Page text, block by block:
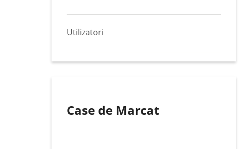
selectat. Apasati butonul Salveaza. (mai
Utilizatori
Case de Marcat